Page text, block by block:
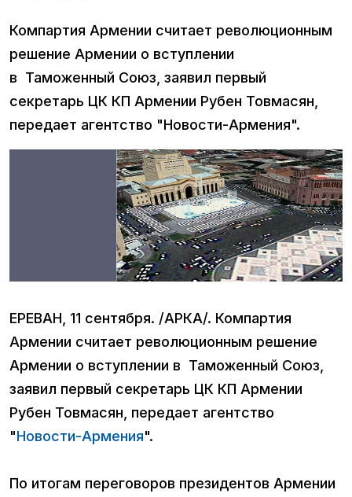
Компартия Армении считает революционным
решение Армении о вступлении
в Таможенный Союз, заявил первый
секретарь ЦК КП Армении Рубен Товмасян,
передает агентство "Новости-Армения".
ЕРЕВАН, 11 сентября. /АРКА/. Компартия
Армении считает революционным решение
Армении о вступлении в Таможенный Союз,
заявил первый секретарь ЦК КП Армении
Рубен Товмасян, передает агентство
"Новости-Армения".
По итогам переговоров президентов Армении